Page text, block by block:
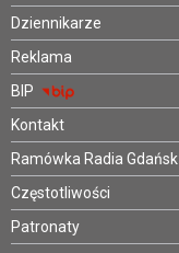
Dziennikarze
Reklama
BIP
Kontakt
Ramówka Radia Gdańsk
Częstotliwości
Patronaty